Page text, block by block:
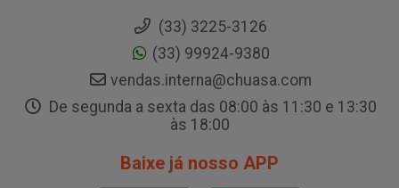
(33) 3225-3126
(33) 99924-9380
vendas.interna@chuasa.com
De segunda a sexta das 08:00 às 11:30 e 13:30
às 18:00
Baixe já nosso APP